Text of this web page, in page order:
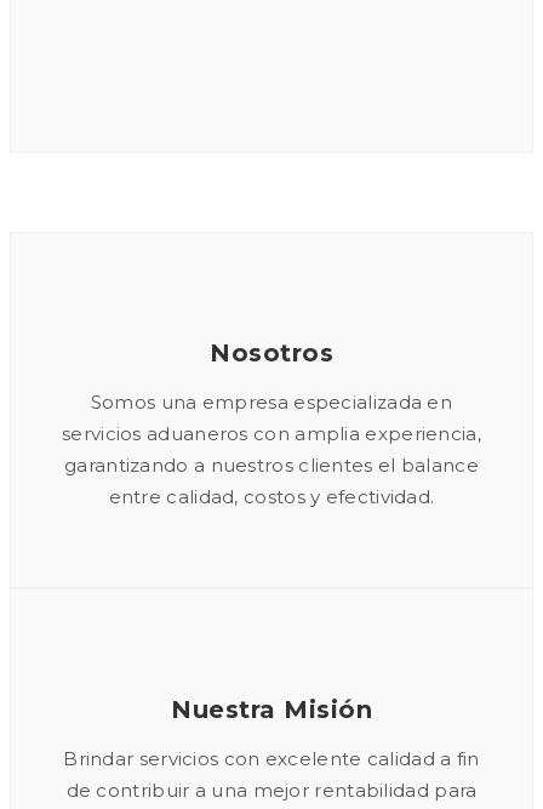
Nosotros
Somos una empresa especializada en
servicios aduaneros con amplia experiencia,
garantizando a nuestros clientes el balance
entre calidad, costos y efectividad.
Nuestra Misión
Brindar servicios con excelente calidad a fin
de contribuir a una mejor rentabilidad para